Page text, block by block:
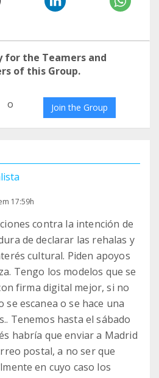
for the Teamers and
of this Group.
o Join the Group
17:59h
contra la intención de
de declarar las rehalas y
cultural. Piden apoyos
Tengo los modelos que se
firma digital mejor, si no
se escanea o se hace una
Tenemos hasta el sábado
habría que enviar a Madrid
postal, a no ser que
en cuyo caso los